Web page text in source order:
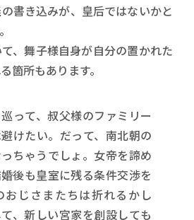
書き込みが、皇后ではないかと
、舞子様自身が自分の置かれた
箇所もあります。
って、叔父様のファミリー
けたい。だって、南北朝の
ちゃうでしょ。女帝を諦め
後も皇室に残る条件交渉を
おじさまたちは折れるかし
、新しい宮家を創設しても